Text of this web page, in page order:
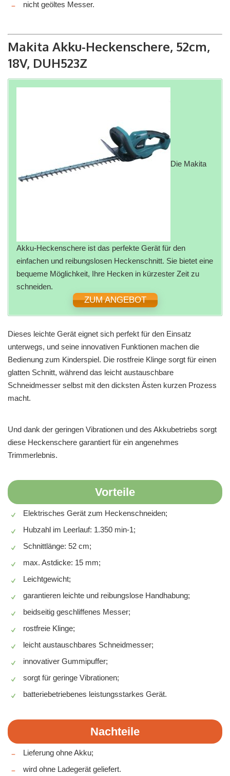
nicht geöltes Messer.
Makita Akku-Heckenschere, 52cm,
18V, DUH523Z
Die Makita
Akku-Heckenschere ist das perfekte Gerät für den
einfachen und reibungslosen Heckenschnitt. Sie bietet eine
bequeme Möglichkeit, Ihre Hecken in kürzester Zeit zu
schneiden.
ZUM ANGEBOT
Dieses leichte Gerät eignet sich perfekt für den Einsatz
unterwegs, und seine innovativen Funktionen machen die
Bedienung zum Kinderspiel. Die rostfreie Klinge sorgt für einen
glatten Schnitt, während das leicht austauschbare
Schneidmesser selbst mit den dicksten Ästen kurzen Prozess
macht.
Und dank der geringen Vibrationen und des Akkubetriebs sorgt
diese Heckenschere garantiert für ein angenehmes
Trimmerlebnis.
Vorteile
Elektrisches Gerät zum Heckenschneiden;
Hubzahl im Leerlauf: 1.350 min-1;
Schnittlänge: 52 cm;
max. Astdicke: 15 mm;
Leichtgewicht;
garantieren leichte und reibungslose Handhabung;
beidseitig geschliffenes Messer;
rostfreie Klinge;
leicht austauschbares Schneidmesser;
innovativer Gummipuffer;
sorgt für geringe Vibrationen;
batteriebetriebenes leistungsstarkes Gerät.
Nachteile
Lieferung ohne Akku;
wird ohne Ladegerät geliefert.